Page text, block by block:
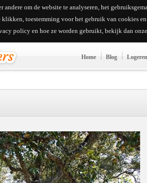
om de website te analyseren, het
klikken, toestemming voor het gebruik van cookies
policy en hoe ze worden gebruikt, bekijk dan onze
Home Blog